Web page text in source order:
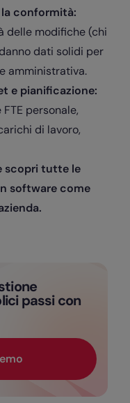
conformità:
delle modifiche (chi
dati solidi per
amministrativa.
e pianificazione:
personale,
di lavoro,
scopri tutte le
software come
passi con